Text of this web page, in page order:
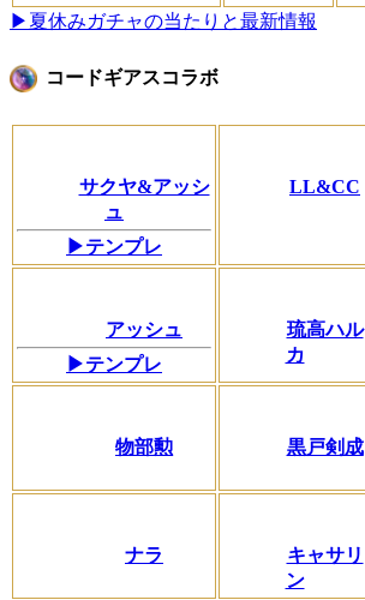
▶夏休みガチャの当たりと最新情報
コードギアスコラボ
サクヤ&アッシ
ュ
▶テンプレ
LL&CC
アッシュ
▶テンプレ
琉高ハル
カ
物部勲 黒戸剣成
ナラ
キャサリ
ン